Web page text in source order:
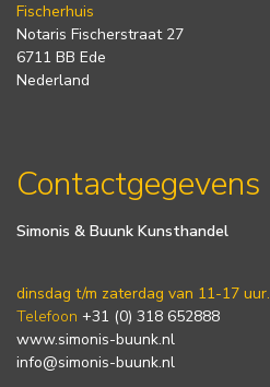
Fischerhuis
Notaris Fischerstraat 27
6711 BB Ede
Nederland
Contactgegevens
Simonis & Buunk Kunsthandel
dinsdag t/m zaterdag van 11-17 uur.
Telefoon +31 (0) 318 652888
www.simonis-buunk.nl
info@simonis-buunk.nl